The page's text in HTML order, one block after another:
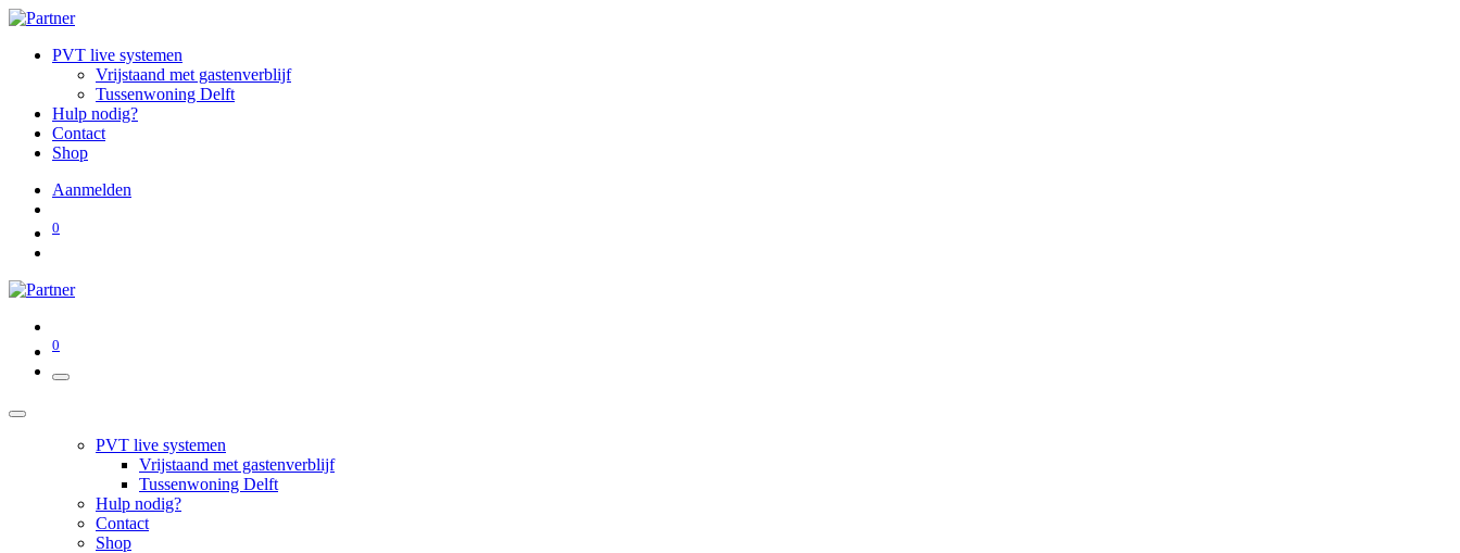
PVT live systemen
Vrijstaand met gastenverblijf
Tussenwoning Delft
Hulp nodig?
Contact
Shop
Aanmelden
0
0
PVT live systemen
Vrijstaand met gastenverblijf
Tussenwoning Delft
Hulp nodig?
Contact
Shop